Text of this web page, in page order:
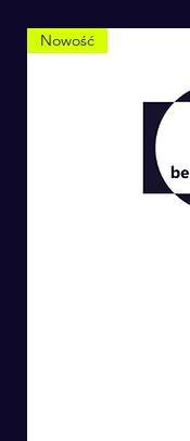
Nowość